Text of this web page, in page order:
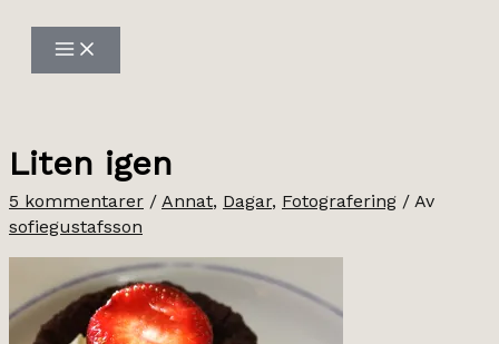
innehåll
Liten igen
5 kommentarer / Annat, Dagar, Fotografering / Av
sofiegustafsson